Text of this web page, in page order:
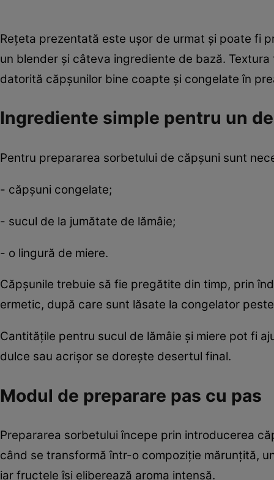
Rețeta prezentată este ușor de urmat și poate fi
un blender și câteva ingrediente de bază.
datorită căpșunilor bine coapte și congelate în
Ingrediente simple pentru un
Pentru prepararea sorbetului de căpșuni sunt
- căpșuni congelate;
- sucul de la jumătate de lămâie;
- o lingură de miere.
Căpșunile trebuie să fie pregătite din timp, prin
ermetic, după care sunt lăsate la congelator
Cantitățile pentru sucul de lămâie și miere pot fi
dulce sau acrișor se dorește desertul final.
Modul de preparare pas cu pas
Prepararea sorbetului începe prin introducerea
când se transformă într-o compoziție mărunțită,
iar fructele își eliberează aroma intensă.